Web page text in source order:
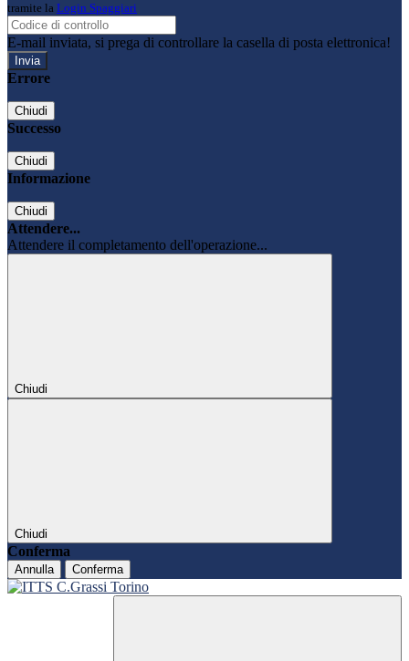
tramite la Login Spaggiari
E-mail inviata, si prega di controllare la casella di posta elettronica!
Errore
Chiudi
Successo
Chiudi
Informazione
Chiudi
Attendere...
Attendere il completamento dell'operazione...
Chiudi
Chiudi
Conferma
Annulla Conferma